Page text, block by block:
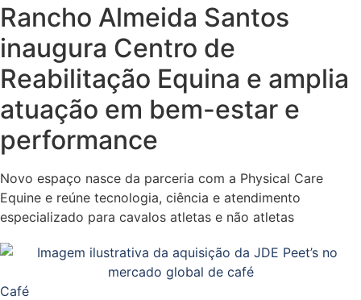
Rancho Almeida Santos
inaugura Centro de
Reabilitação Equina e amplia
atuação em bem-estar e
performance
Novo espaço nasce da parceria com a Physical Care
Equine e reúne tecnologia, ciência e atendimento
especializado para cavalos atletas e não atletas
Café